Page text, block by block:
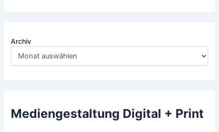
Archiv
Mediengestaltung Digital + Print